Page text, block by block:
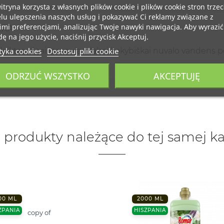
, ilgai tarnauja ir labai kokybiškai nuvalo vandens
produkty należące do tej samej
ML
copy of
2000 ML
HISZPANIA
korzysta z własnych plików cookie i plików cookie stron
ulepszenia naszych usług i pokazywać Ci reklamy związane z
preferencjami, analizując Twoje nawyki nawigacja. Aby wyrazić
na jego użycie, naciśnij przycisk Akceptuj.
cookies Dostosuj pliki cookie
ODRZUĆ WSZYSTKO AKCEPTUJĘ